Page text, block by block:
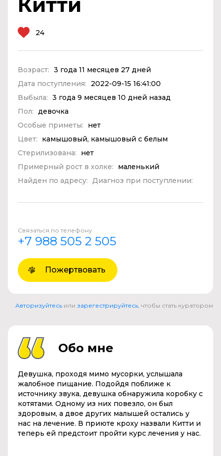
24
Возраст: 3 года 11 месяцев 27 дней
Дата поступления:
2022-09-15 16:41:00
Выбыла: 3 года 9 месяцев 10 дней назад
Пол: девочка
Особые приметы:
нет
Цвет:
камышовый, камышовый с белым
Стерилизована:
нет
Примерный рост в холке:
маленький
Найден по адресу: Диагноз при поступлении:
Связаться по телефону
+7 988 505 2 505
Пожертвовать
Авторизуйтесь или зарегестрируйтесь, чтобы стать куратором
Обо мне
Девушка, проходя мимо мусорки, услышала
жалобное пищание. Подойдя поближе к
источнику звука, девушка обнаружила коробку с
котятами. Одному из них повезло, он был
здоровым, а двое других малышей остались у
нас на лечение. В приюте кроху назвали Китти и
теперь ей предстоит пройти курс лечения у нас.